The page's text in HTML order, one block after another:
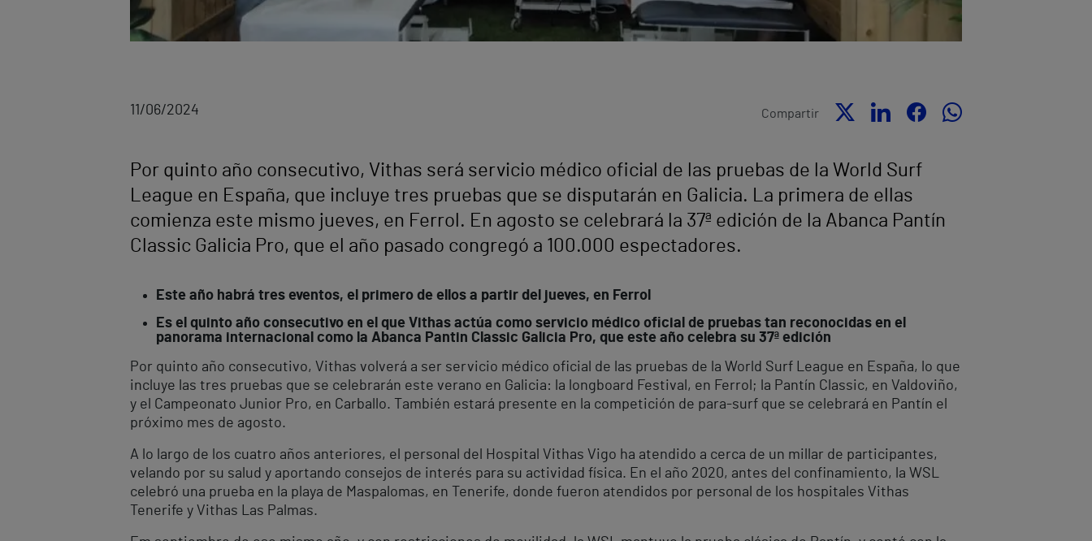
11/06/2024 Compartir
Por quinto año consecutivo, Vithas será servicio médico oficial de las pruebas de la World Surf
League en España, que incluye tres pruebas que se disputarán en Galicia. La primera de ellas
comienza este mismo jueves, en Ferrol. En agosto se celebrará la 37ª edición de la Abanca Pantín
Classic Galicia Pro, que el año pasado congregó a 100.000 espectadores.
Este año habrá tres eventos, el primero de ellos a partir del jueves, en Ferrol
Es el quinto año consecutivo en el que Vithas actúa como servicio médico oficial de pruebas tan reconocidas en el
panorama internacional como la Abanca Pantin Classic Galicia Pro, que este año celebra su 37ª edición
Por quinto año consecutivo, Vithas volverá a ser servicio médico oficial de las pruebas de la World Surf League en España, lo que
incluye las tres pruebas que se celebrarán este verano en Galicia: la longboard Festival, en Ferrol; la Pantín Classic, en Valdoviño,
y el Campeonato Junior Pro, en Carballo. También estará presente en la competición de para-surf que se celebrará en Pantín el
próximo mes de agosto.
A lo largo de los cuatro años anteriores, el personal del Hospital Vithas Vigo ha atendido a cerca de un millar de participantes,
velando por su salud y aportando consejos de interés para su actividad física. En el año 2020, antes del confinamiento, la WSL
celebró una prueba en la playa de Maspalomas, en Tenerife, donde fueron atendidos por personal de los hospitales Vithas
Tenerife y Vithas Las Palmas.